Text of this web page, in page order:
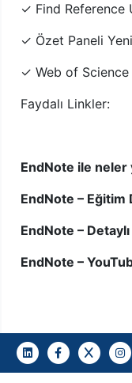
✓ Find Reference
✓ Özet Paneli
✓ Web of Science
Faydalı Linkler:
EndNote ile neler
EndNote – Eğitim
EndNote –
EndNote –
LinkedInFacebookTwitter